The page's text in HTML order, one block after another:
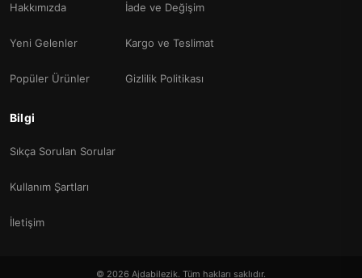
Hakkımızda
Yeni Gelenler
Popüler Ürünler
İade ve Değişim
Kargo ve Teslimat
Gizlilik Politikası
Bilgi
Sıkça Sorulan Sorular
Kullanım Şartları
İletişim
© 2026 Ajdabilezik. Tüm hakları saklıdır.